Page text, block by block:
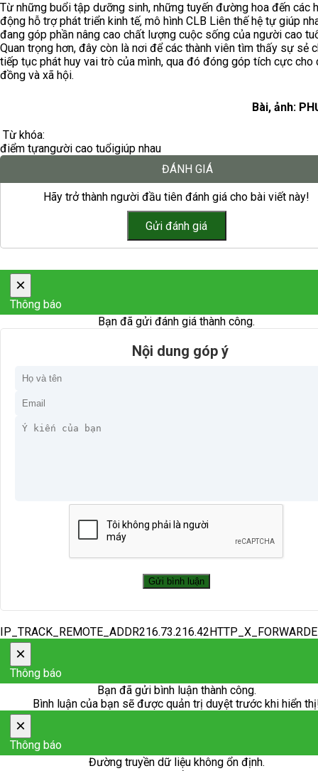
Từ những buổi tập dưỡng sinh, những tuyến đường hoa đến các
động hỗ trợ phát triển kinh tế, mô hình CLB Liên thế hệ tự giúp
đang góp phần nâng cao chất lượng cuộc sống của người cao
Quan trọng hơn, đây còn là nơi để các thành viên tìm thấy sự sẻ
tiếp tục phát huy vai trò của mình, qua đó đóng góp tích cực cho
đồng và xã hội.
Bài, ảnh:
Từ khóa:
điểm tựangười cao tuổigiúp nhau
ĐÁNH GIÁ
Hãy trở thành người đầu tiên đánh giá cho bài viết này!
×
Thông báo
Bạn đã gửi đánh giá thành công.
Nội dung góp ý
×
Thông báo
Bạn đã gửi bình luận thành công.
Bình luận của bạn sẽ được quản trị duyệt trước khi hiển
×
Thông báo
Đường truyền dữ liệu không ổn định.